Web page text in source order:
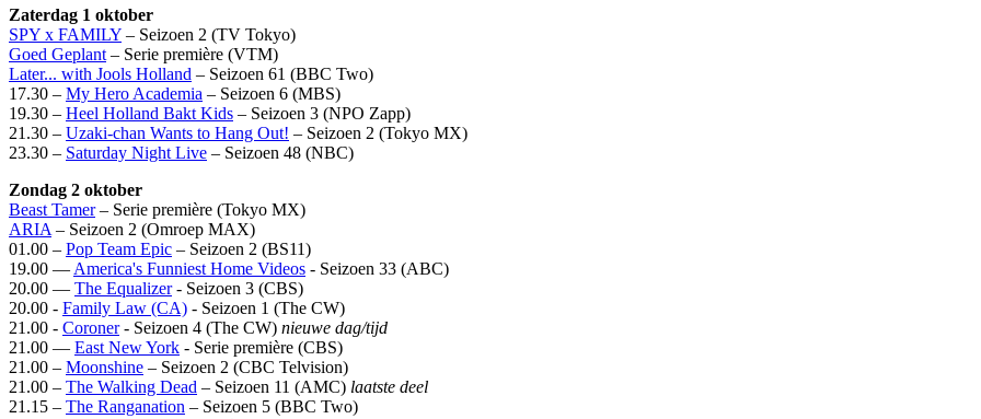
Zaterdag 1 oktober
SPY x FAMILY – Seizoen 2 (TV Tokyo)
Goed Geplant – Serie première (VTM)
Later... with Jools Holland – Seizoen 61 (BBC Two)
17.30 – My Hero Academia – Seizoen 6 (MBS)
19.30 – Heel Holland Bakt Kids – Seizoen 3 (NPO Zapp)
21.30 – Uzaki-chan Wants to Hang Out! – Seizoen 2 (Tokyo MX)
23.30 – Saturday Night Live – Seizoen 48 (NBC)
Zondag 2 oktober
Beast Tamer– Serie première (Tokyo MX)
ARIA – Seizoen 2 (Omroep MAX)
01.00 – Pop Team Epic – Seizoen 2 (BS11)
19.00 — America's Funniest Home Videos - Seizoen 33 (ABC)
20.00 — The Equalizer- Seizoen 3 (CBS)
20.00 - Family Law (CA) - Seizoen 1 (The CW)
21.00 - Coroner- Seizoen 4 (The CW) nieuwe dag/tijd
21.00 — East New York - Serie première (CBS)
21.00 – Moonshine – Seizoen 2 (CBC Telvision)
21.00 – The Walking Dead – Seizoen 11 (AMC) laatste deel
21.15 – The Ranganation – Seizoen 5 (BBC Two)